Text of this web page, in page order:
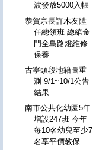
波發放5000入帳
恭賀宗長許木友陞
任總領班 總綰金
門全島路燈維修
保養
古寧頭段地籍圖重
測 9/1~10/1公告
結果
南市公共化幼園5年
增設247班 今年
每10名幼兒至少7
名享平價教保